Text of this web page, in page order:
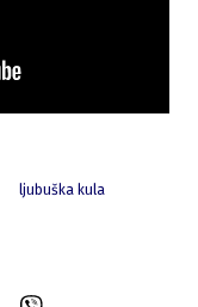
ljubuška kula